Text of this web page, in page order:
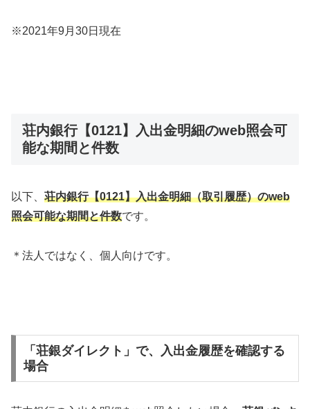
※2021年9月30日現在
荘内銀行【0121】入出金明細のweb照会可
能な期間と件数
以下、 荘内銀行【0121】入出金明細（取引履歴）のweb
照会可能な期間と件数です。
＊法人ではなく、個人向けです。
「荘銀ダイレクト」で、入出金履歴を確認する
場合